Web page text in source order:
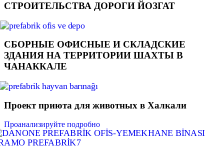
СТРОИТЕЛЬСТВА ДОРОГИ ЙОЗГАТ
СБОРНЫЕ ОФИСНЫЕ И СКЛАДСКИЕ
ЗДАНИЯ НА ТЕРРИТОРИИ ШАХТЫ В
ЧАНАККАЛЕ
Проект приюта для животных в Халкали
Проанализируйте подробно